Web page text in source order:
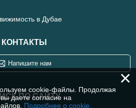
в Дубае
КОНТАКТЫ
Напишите нам
ПО САЙТУ
×
cookie-файлы. Продолжая
даете согласие на
Подробнее о cookie.